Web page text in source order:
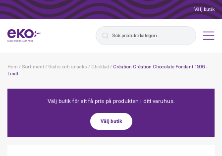
Välj butik
Hem / Sortiment/ Godis och snacks / Choklad / Création Création Chocolate Fondant 150G -
Lindt
Välj butik för att få pris på produkten i ditt varuhus.
Välj butik